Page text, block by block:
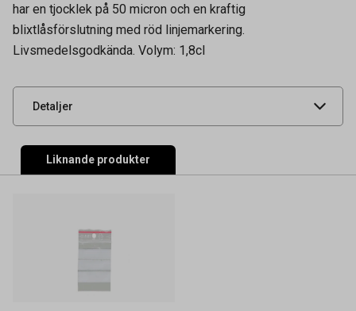
har en tjocklek på 50 micron och en kraftig
blixtlåsförslutning med röd linjemarkering.
Livsmedelsgodkända. Volym: 1,8cl
Detaljer
Artikelnummer
Leverantörens
UNSPSC 24111503
Liknande produkter